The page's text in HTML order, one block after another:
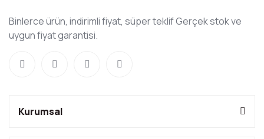
Binlerce ürün, indirimli fiyat, süper teklif Gerçek stok ve
uygun fiyat garantisi.
Kurumsal